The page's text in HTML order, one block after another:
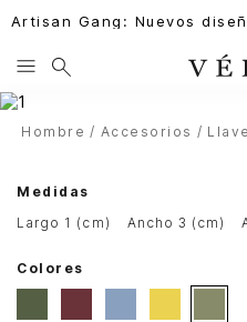
Artisan Gang: Nuevos
Hombre Accesorios
Medidas
largo 1 (cm)
ancho 3 (cm)
Colores